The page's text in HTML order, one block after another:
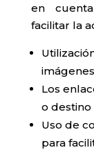
en
facilitar la
Los
o
Uso de
para